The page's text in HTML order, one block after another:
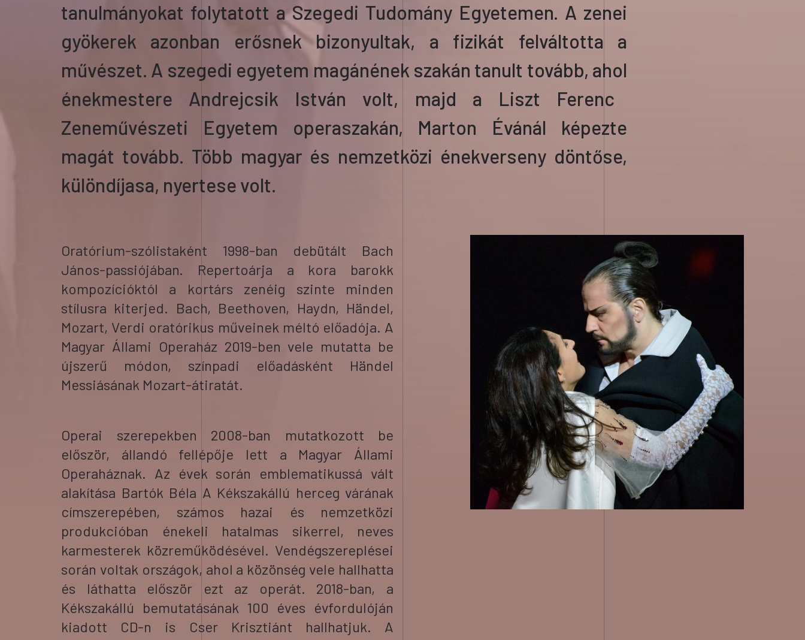
tanulmányokat folytatott a Szegedi Tudomány Egyetemen. A zenei
gyökerek azonban erősnek bizonyultak, a fizikát felváltotta a
művészet. A szegedi egyetem magánének szakán tanult tovább, ahol
énekmestere Andrejcsik István volt, majd a Liszt Ferenc
Zeneművészeti Egyetem operaszakán, Marton Évánál képezte
magát tovább. Több magyar és nemzetközi énekverseny döntőse,
különdíjasa, nyertese volt.
Oratórium-szólistaként 1998-ban debütált Bach
János-passiójában. Repertoárja a kora barokk
kompozícióktól a kortárs zenéig szinte minden
stílusra kiterjed. Bach, Beethoven, Haydn, Händel,
Mozart, Verdi oratórikus műveinek méltó előadója. A
Magyar Állami Operaház 2019-ben vele mutatta be
újszerű módon, színpadi előadásként Händel
Messiásának Mozart-átiratát.
Operai szerepekben 2008-ban mutatkozott be
először, állandó fellépője lett a Magyar Állami
Operaháznak. Az évek során emblematikussá vált
alakítása Bartók Béla A Kékszakállú herceg várának
címszerepében, számos hazai és nemzetközi
produkcióban énekeli hatalmas sikerrel, neves
karmesterek közreműködésével. Vendégszereplései
során voltak országok, ahol a közönség vele hallhatta
és láthatta először ezt az operát. 2018-ban, a
Kékszakállú bemutatásának 100 éves évfordulóján
kiadott CD-n is Cser Krisztiánt hallhatjuk. A